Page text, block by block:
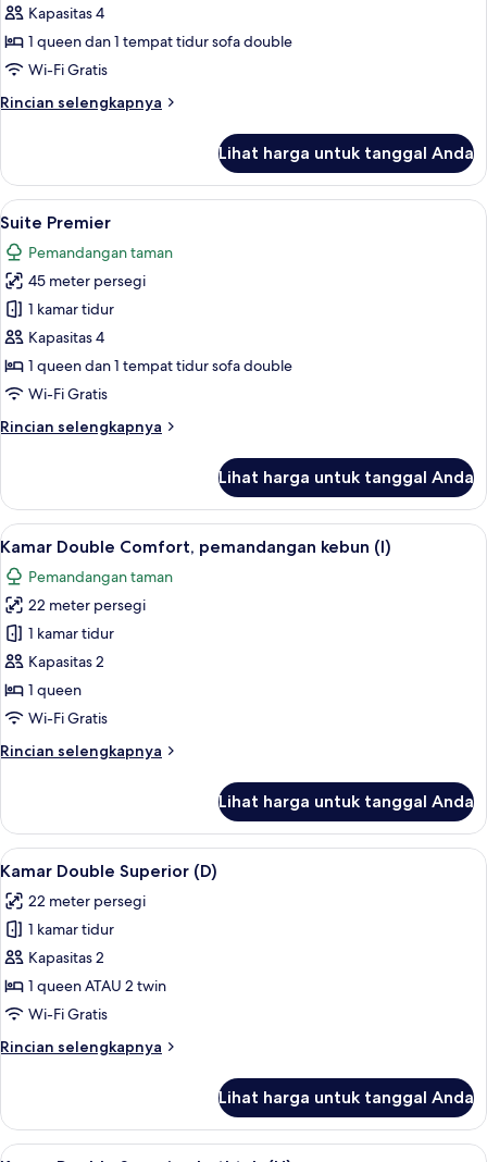
Kapasitas 4
1 queen dan 1 tempat tidur sofa double
Wi-Fi Gratis
Rincian selengkapnya
Rincian
Suite
Lihat harga untuk tanggal Anda
Lihat
semua
foto
untuk
Suite
Premier
Suite Premier | Seprai premium,
5
Suite Premier
Pemandangan taman
45 meter persegi
1 kamar tidur
Kapasitas 4
1 queen dan 1 tempat tidur sofa double
Wi-Fi Gratis
Rincian selengkapnya
Rincian
Suite
Premier
Lihat harga untuk tanggal Anda
Lihat
semua
foto
untuk
Kamar
Double
Comfort,
pemandangan
(I)
Kamar Double Comfort,
4
Kamar Double Comfort, pemandangan kebun (I)
Pemandangan taman
22 meter persegi
1 kamar tidur
Kapasitas 2
1 queen
Wi-Fi Gratis
Rincian selengkapnya
Rincian
Kamar
Double
Comfort,
kebun
(I)
Lihat harga untuk tanggal Anda
Lihat
semua
foto
untuk
Kamar
Double
Superior
Kamar Double Superior (D) | Seprai
4
Kamar Double Superior (D)
22 meter persegi
1 kamar tidur
Kapasitas 2
1 queen ATAU 2 twin
Wi-Fi Gratis
Rincian selengkapnya
Rincian
Kamar
Double
Lihat harga untuk tanggal Anda
Lihat Kamar Double Superior, bathtub (H)